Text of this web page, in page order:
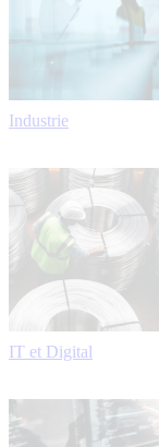
Industrie
IT et Digital